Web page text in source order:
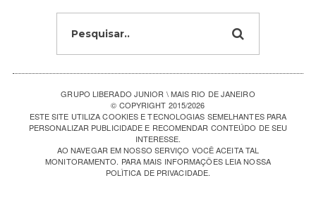
GRUPO LIBERADO JUNIOR \ MAIS RIO DE JANEIRO
© COPYRIGHT 2015/2026
ESTE SITE UTILIZA COOKIES E TECNOLOGIAS SEMELHANTES PARA
PERSONALIZAR PUBLICIDADE E RECOMENDAR CONTEÚDO DE SEU
INTERESSE.
AO NAVEGAR EM NOSSO SERVIÇO VOCÊ ACEITA TAL
MONITORAMENTO. PARA MAIS INFORMAÇÕES LEIA NOSSA
POLÌTICA DE PRIVACIDADE.